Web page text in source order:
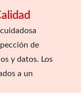
de
y datos. Los
a un